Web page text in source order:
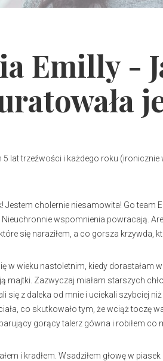
Emilly -
lat trzeźwości i każdego roku (ironicznie
Jestem cholernie niesamowita! Go team
wspomnienia powracają.
się naraziłem, a co gorsza krzywda,
w wieku nastoletnim, kiedy dorastałam
majtki. Zazwyczaj miałam starszych
się z daleka od mnie i uciekali szybciej
co skutkowało tym, że wciąż toczę
gorący talerz gówna i robiłem co
i kradłem. Wsadziłem głowę w